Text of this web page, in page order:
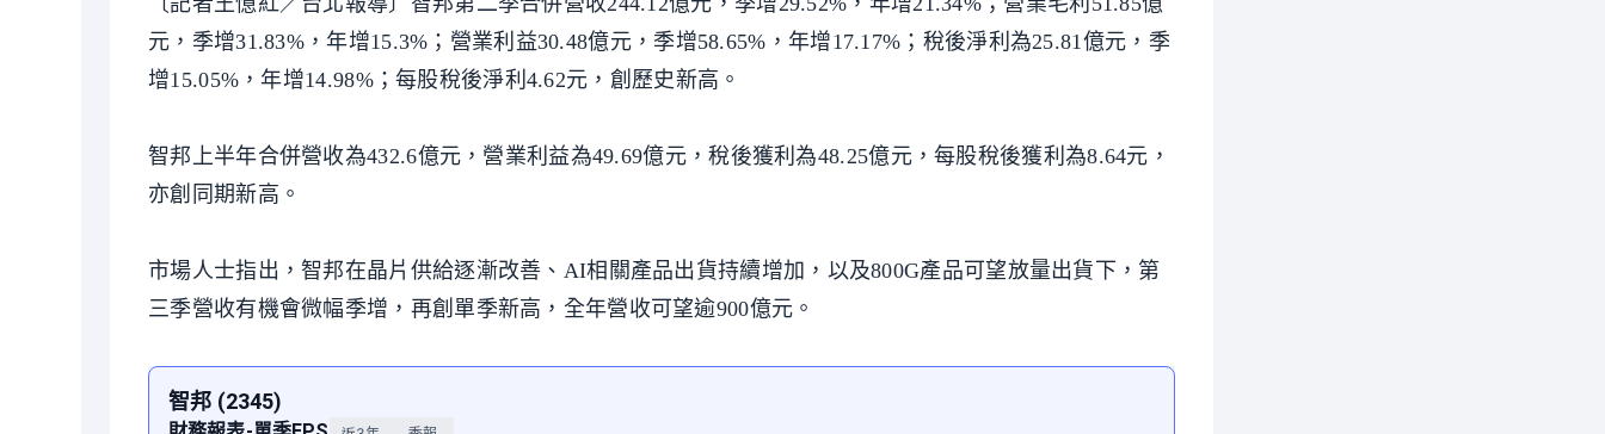
元，季增31.83%，年增15.3%；營業利益30.48億元，季增58.65%，年增17.17%；稅後淨利為25.81億元，季
增15.05%，年增14.98%；每股稅後淨利4.62元，創歷史新高。
智邦上半年合併營收為432.6億元，營業利益為49.69億元，稅後獲利為48.25億元，每股稅後獲利為8.64元，
亦創同期新高。
市場人士指出，智邦在晶片供給逐漸改善、AI相關產品出貨持續增加，以及800G產品可望放量出貨下，第
三季營收有機會微幅季增，再創單季新高，全年營收可望逾900億元。